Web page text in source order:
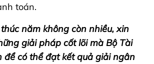
toán.
năm không còn nhiều, xin
giải pháp cốt lõi mà Bộ Tài
để có thể đạt kết quả giải ngân